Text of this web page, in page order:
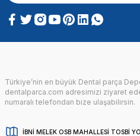
Türkiye’nin en büyük Dental parça
dentalparca.com adresimizi ziyaret
numaralı telefondan bize ulaşabilirsin.
İBNİ MELEK OSB MAHALLESİ TOSBİ